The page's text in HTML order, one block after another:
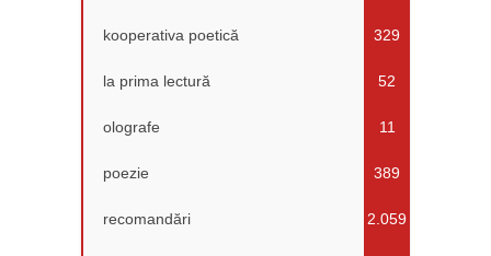
kooperativa poetică 329
la prima lectură 52
olografe 11
poezie 389
recomandări 2.059